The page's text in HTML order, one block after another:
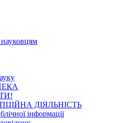
ДІЯЛЬНІСТЬ
інформації